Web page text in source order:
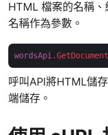
HTML 檔案的名稱
名稱作為參數。
wordsApi
呼叫API將HTML儲
端儲存。